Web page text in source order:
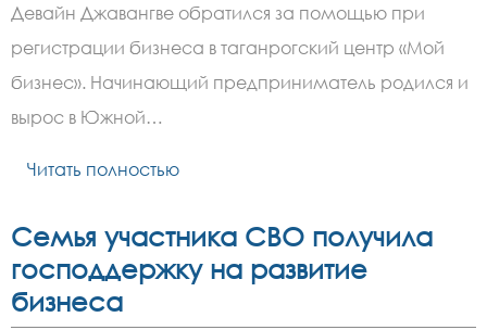
с
господдержкой
зарегистрировал
бизнес
в
Девайн Джавангве обратился за помощью при
регистрации бизнеса в таганрогский центр «Мой
бизнес». Начинающий предприниматель родился и
вырос в Южной…
Читать полностью
Семья участника СВО получила
господдержку на развитие
бизнеса